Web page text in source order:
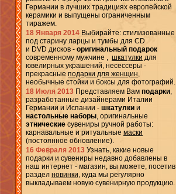
Германии в лучших традициях европейской
керамики и выпущены ограниченным
тиражем.
18 Января 2014 Выбирайте: стилизованные
под старину ларцы и тумбы для CD
и DVD дисков - оригинальный подарок
современному мужчине , шкатулки для
ювелирных украшений, несессеры -
прекрасные подарки для женщин,
необычные стойки и боксы для фотографий.
18 Июля 2013 Представляем Вам подарки,
разработанные дизайнерами Италии
Германии и Испании - шкатулки и
настольные наборы, оригинальные
этнические cувениры ручной работы:
карнавальные и ритуальные маски
(постоянное обновление).
16 Февраля 2013 Узнать, какие новые
подарки и сувениры недавно добавлены в
наш интернет - магазин, вы можете, посетив
раздел новинки, куда мы регулярно
выкладываем новую сувенирную продукцию.